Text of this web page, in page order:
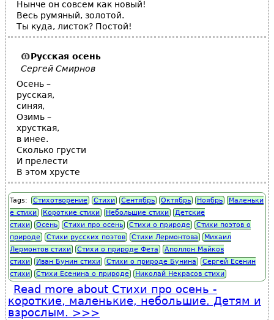
Нынче он совсем как новый!
Весь румяный, золотой.
Ты куда, листок? Постой!
Русская осень
Сергей Смирнов
Осень –
русская,
синяя,
Озимь –
хрусткая,
в инее.
Сколько грусти
И прелести
В этом хрусте
Tags: Стихотворение Стихи Сентябрь Октябрь Ноябрь
Маленьки
е стихи
Короткие стихи Небольшие стихи
Детские
стихи
Осень Стихи про осень Стихи о природе
Стихи поэтов о
природе
Стихи русских поэтов Стихи Лермонтова
Михаил
Лермонтов стихи
Стихи о природе Фета
Аполлон Майков
стихи
Иван Бунин стихи Стихи о природе Бунина
Сергей Есенин
стихи
Стихи Есенина о природе Николай Некрасов стихи
Read more about Стихи про осень -
короткие, маленькие, небольшие. Детям и
взрослым.